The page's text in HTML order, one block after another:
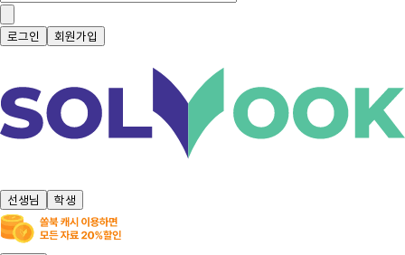
로그인 회원가입
선생님 학생